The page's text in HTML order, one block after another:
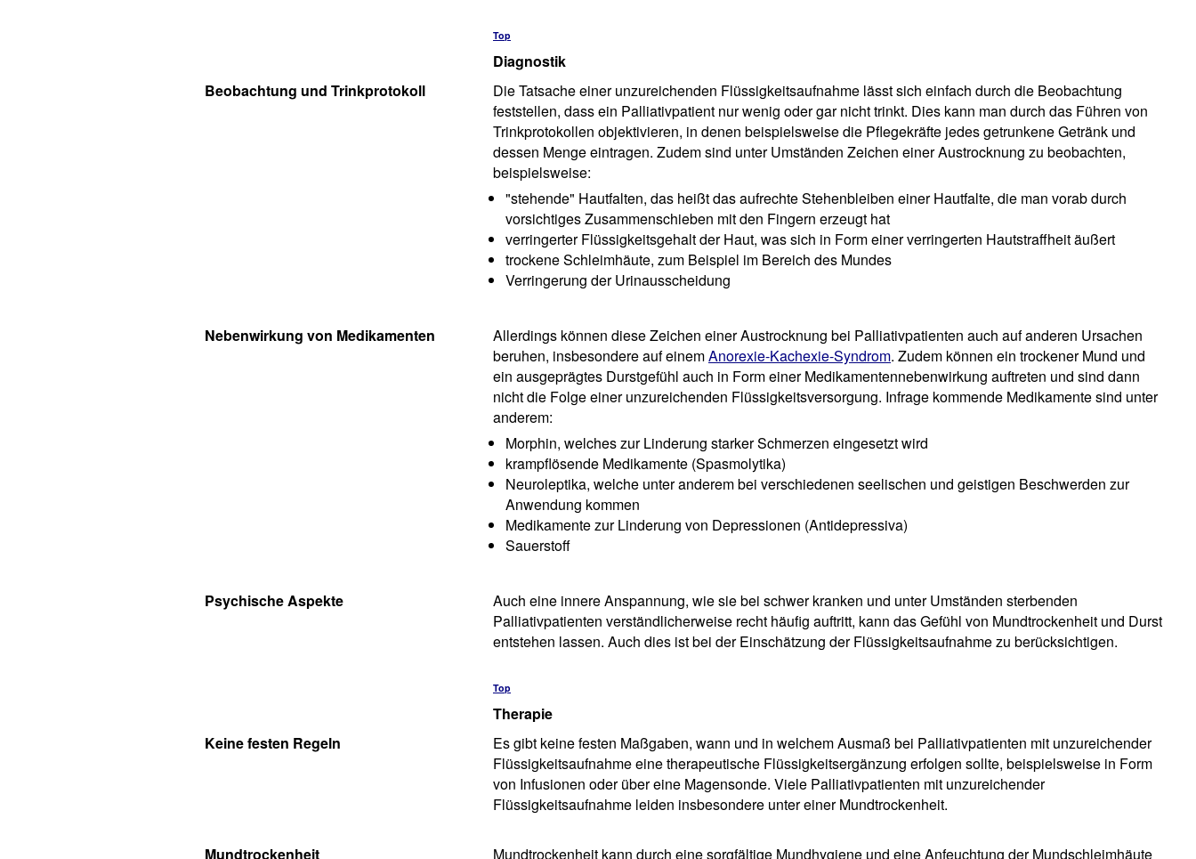
Top
Diagnostik
Beobachtung und Trinkprotokoll
Die Tatsache einer unzureichenden Flüssigkeitsaufnahme lässt sich einfach durch die Beobachtung
feststellen, dass ein Palliativpatient nur wenig oder gar nicht trinkt. Dies kann man durch das Führen von
Trinkprotokollen objektivieren, in denen beispielsweise die Pflegekräfte jedes getrunkene Getränk und
dessen Menge eintragen. Zudem sind unter Umständen Zeichen einer Austrocknung zu beobachten,
beispielsweise:
"stehende" Hautfalten, das heißt das aufrechte Stehenbleiben einer Hautfalte, die man vorab durch
vorsichtiges Zusammenschieben mit den Fingern erzeugt hat
verringerter Flüssigkeitsgehalt der Haut, was sich in Form einer verringerten Hautstraffheit äußert
trockene Schleimhäute, zum Beispiel im Bereich des Mundes
Verringerung der Urinausscheidung
Nebenwirkung von Medikamenten
Allerdings können diese Zeichen einer Austrocknung bei Palliativpatienten auch auf anderen Ursachen
beruhen, insbesondere auf einemAnorexie-Kachexie-Syndrom. Zudem können ein trockener Mund und
ein ausgeprägtes Durstgefühl auch in Form einer Medikamentennebenwirkung auftreten und sind dann
nicht die Folge einer unzureichenden Flüssigkeitsversorgung. Infrage kommende Medikamente sind unter
anderem:
Morphin, welches zur Linderung starker Schmerzen eingesetzt wird
krampflösende Medikamente (Spasmolytika)
Neuroleptika, welche unter anderem bei verschiedenen seelischen und geistigen Beschwerden zur
Anwendung kommen
Medikamente zur Linderung von Depressionen (Antidepressiva)
Sauerstoff
Psychische Aspekte
Auch eine innere Anspannung, wie sie bei schwer kranken und unter Umständen sterbenden
Palliativpatienten verständlicherweise recht häufig auftritt, kann das Gefühl von Mundtrockenheit und Durst
entstehen lassen. Auch dies ist bei der Einschätzung der Flüssigkeitsaufnahme zu berücksichtigen.
Top
Therapie
Keine festen Regeln
Es gibt keine festen Maßgaben, wann und in welchem Ausmaß bei Palliativpatienten mit unzureichender
Flüssigkeitsaufnahme eine therapeutische Flüssigkeitsergänzung erfolgen sollte, beispielsweise in Form
von Infusionen oder über eine Magensonde. Viele Palliativpatienten mit unzureichender
Flüssigkeitsaufnahme leiden insbesondere unter einer Mundtrockenheit.
Mundtrockenheit
Mundtrockenheit kann durch eine sorgfältige Mundhygiene und eine Anfeuchtung der Mundschleimhäute